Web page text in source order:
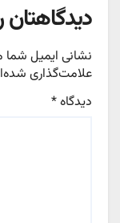
دیدگاهتان
نشانی ایمیل
علامت‌گذاری
دیدگاه*